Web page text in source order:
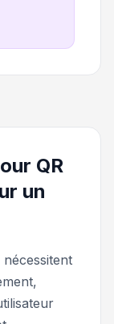
QR
un
nécessitent